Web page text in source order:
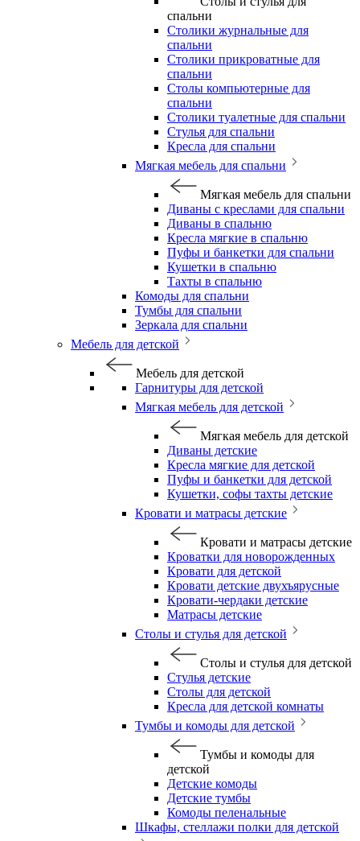
спальни
Столики журнальные для
спальни
Столики прикроватные для
спальни
Столы компьютерные для
спальни
Столики туалетные для спальни
Стулья для спальни
Кресла для спальни
Мягкая мебель для спальни
Мягкая мебель для спальни
Диваны с креслами для спальни
Диваны в спальню
Кресла мягкие в спальню
Пуфы и банкетки для спальни
Кушетки в спальню
Тахты в спальню
Комоды для спальни
Тумбы для спальни
Зеркала для спальни
Мебель для детской
Мебель для детской
Гарнитуры для детской
Мягкая мебель для детской
Мягкая мебель для детской
Диваны детские
Кресла мягкие для детской
Пуфы и банкетки для детской
Кушетки, софы тахты детские
Кровати и матрасы детские
Кровати и матрасы детские
Кроватки для новорожденных
Кровати для детской
Кровати детские двухъярусные
Кровати-чердаки детские
Матрасы детские
Столы и стулья для детской
Столы и стулья для детской
Стулья детские
Столы для детской
Кресла для детской комнаты
Тумбы и комоды для детской
Тумбы и комоды для
детской
Детские комоды
Детские тумбы
Комоды пеленальные
Шкафы, стеллажи полки для детской